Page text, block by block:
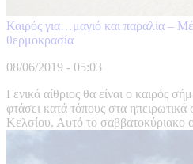
Καιρός για…μαγιό και παραλία –
θερμοκρασία
08/06/2019 - 05:03
Γενικά αίθριος θα είναι ο καιρός
φτάσει κατά τόπους στα
Κελσίου. Αυτό το σαββατοκύριακο ο